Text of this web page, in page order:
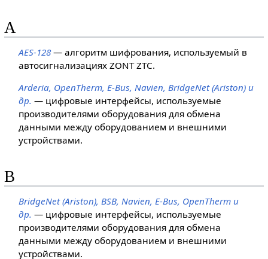
A
AES-128— алгоритм шифрования, используемый в
автосигнализациях ZONT ZTC.
Arderia, OpenTherm, E-Bus, Navien, BridgeNet (Ariston) и
др. — цифровые интерфейсы, используемые
производителями оборудования для обмена
данными между оборудованием и внешними
устройствами.
B
BridgeNet (Ariston), BSB, Navien, E-Bus, OpenTherm и
др. — цифровые интерфейсы, используемые
производителями оборудования для обмена
данными между оборудованием и внешними
устройствами.